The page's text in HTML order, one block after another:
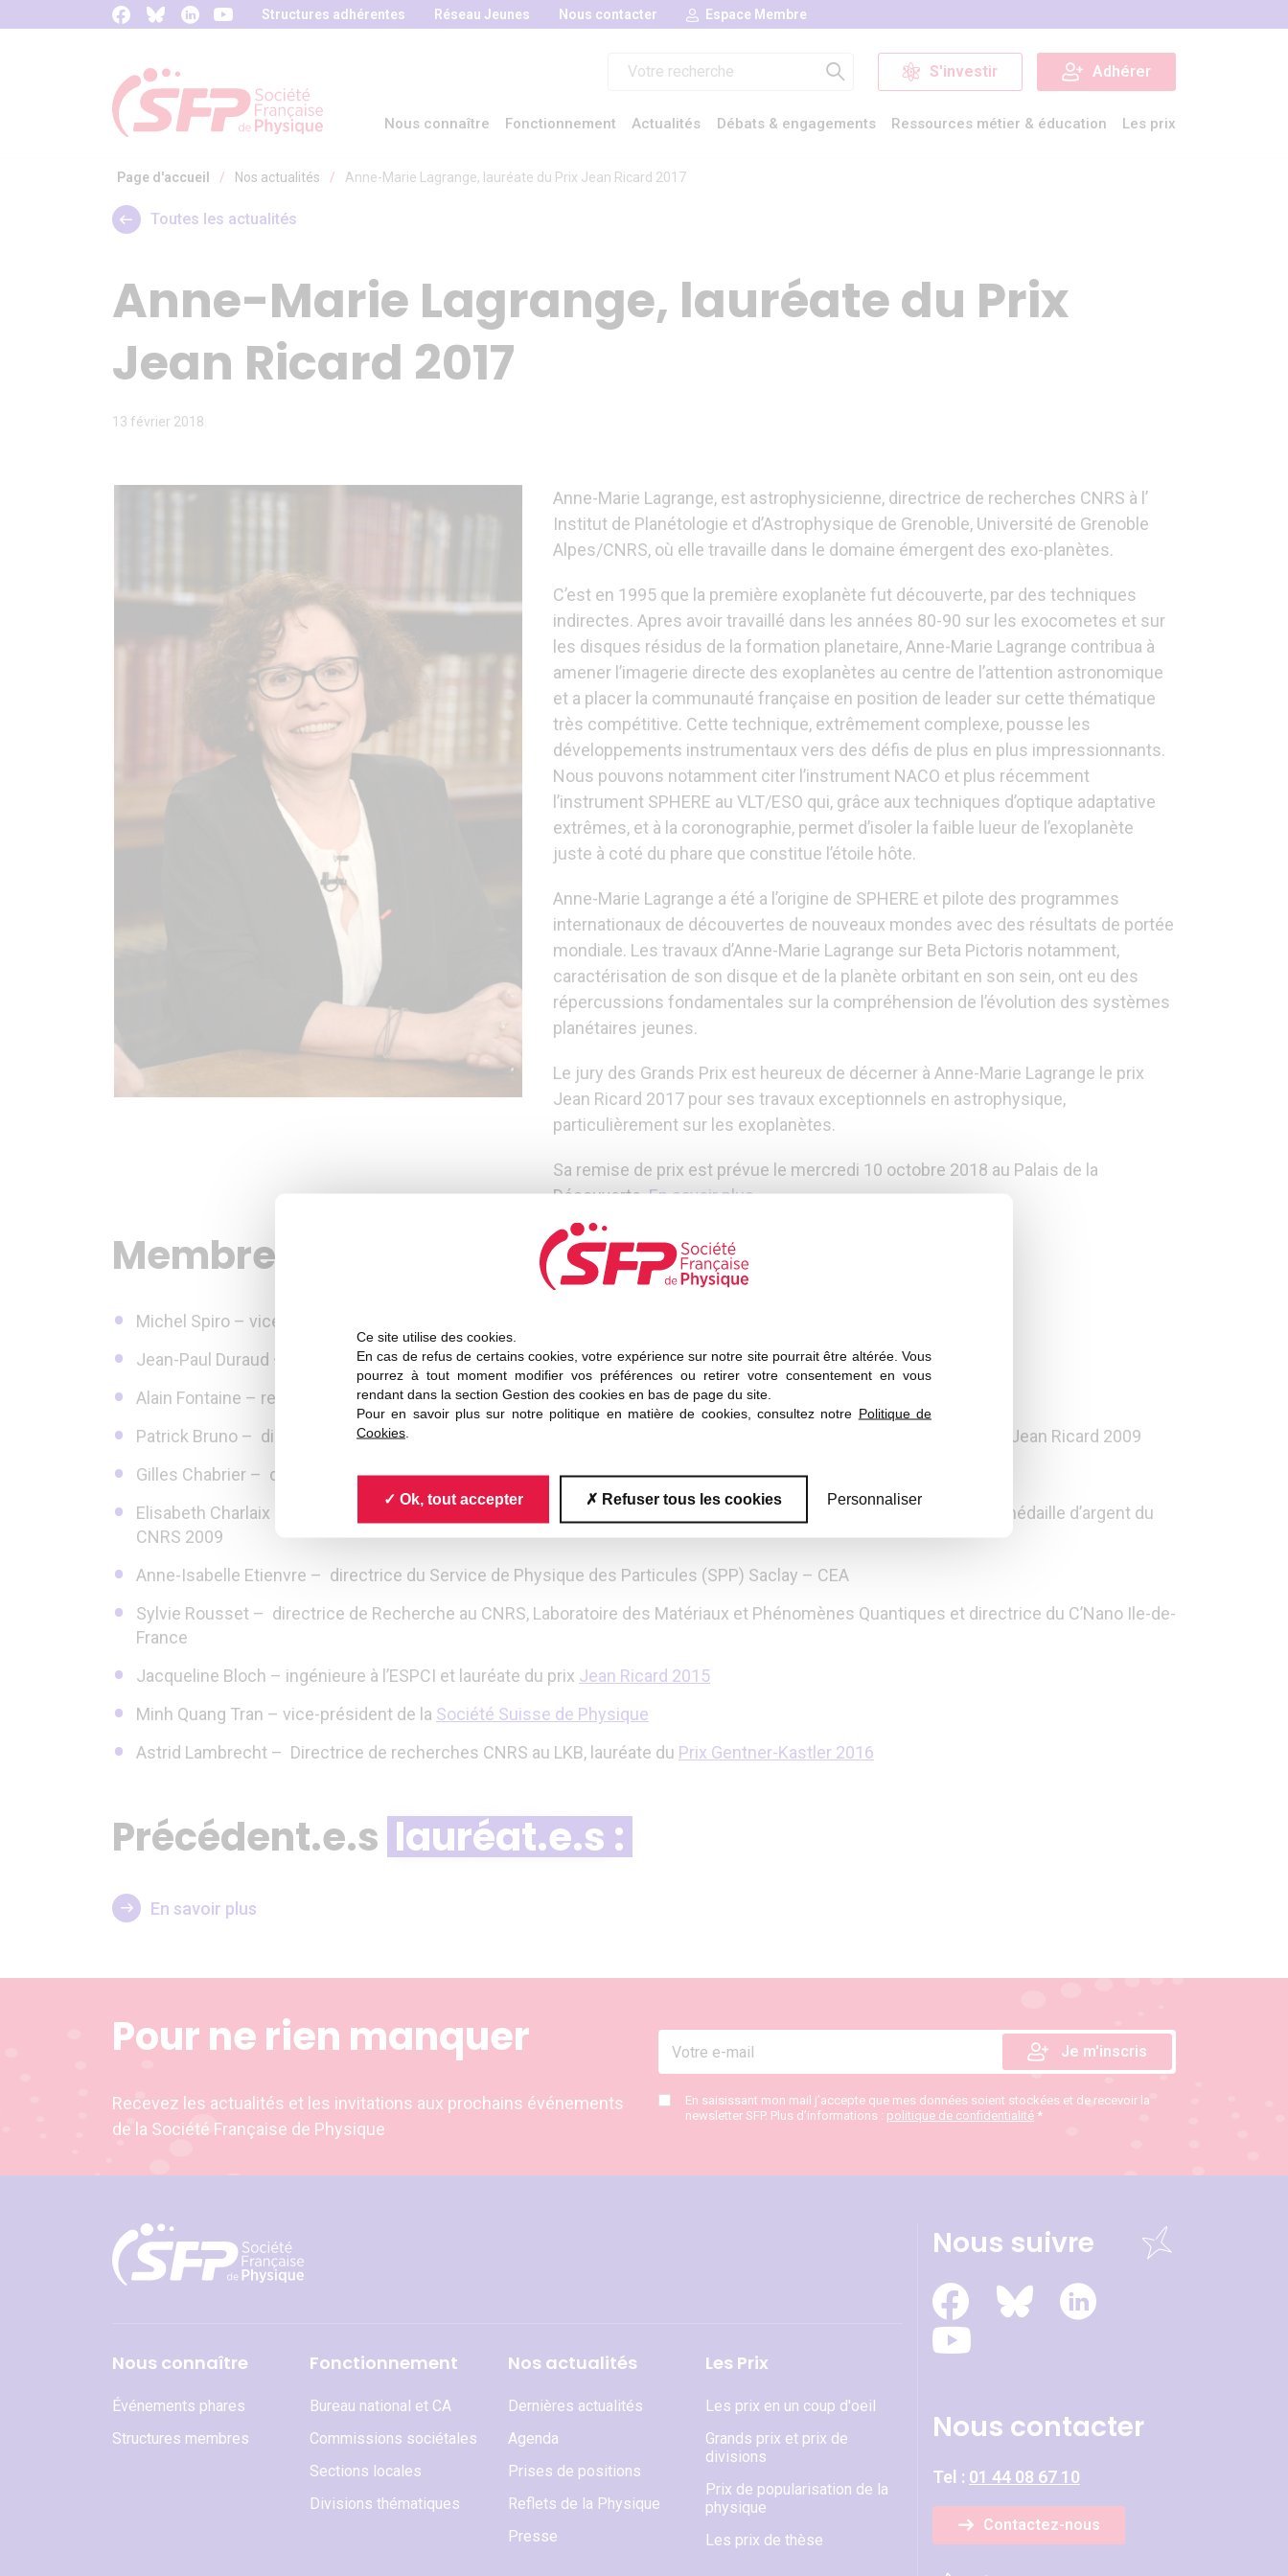
Panneau de gestion des cookies
Ce site utilise des cookies.
En cas de refus de certains cookies, votre expérience sur notre site pourrait être altérée. Vous
pourrez à tout moment modifier vos préférences ou retirer votre consentement en vous
rendant dans la section Gestion des cookies en bas de page du site.
Pour en savoir plus sur notre politique en matière de cookies, consultez notre Politique de
Cookies
Ok, tout accepter Refuser tous les cookies Personnaliser
Structures adhérentes Réseau Jeunes Nous contacter Espace Membre
S'investir Adhérer
Nous connaître Fonctionnement Actualités Débats & engagements Ressources métier & éducation Les prix
Page d'accueil / Nos actualités / Anne-Marie Lagrange, lauréate du Prix Jean Ricard 2017
Toutes les actualités
Anne-Marie Lagrange, lauréate du Prix
Jean Ricard 2017
13 février 2018
Anne-Marie Lagrange, est astrophysicienne, directrice de recherches CNRS à l’
Institut de Planétologie et d’Astrophysique de Grenoble, Université de Grenoble
Alpes/CNRS, où elle travaille dans le domaine émergent des exo-planètes.
C’est en 1995 que la première exoplanète fut découverte, par des techniques
indirectes. Apres avoir travaillé dans les années 80-90 sur les exocometes et sur
les disques résidus de la formation planetaire, Anne-Marie Lagrange contribua à
amener l’imagerie directe des exoplanètes au centre de l’attention astronomique
et a placer la communauté française en position de leader sur cette thématique
très compétitive. Cette technique, extrêmement complexe, pousse les
développements instrumentaux vers des défis de plus en plus impressionnants.
Nous pouvons notamment citer l’instrument NACO et plus récemment
l’instrument SPHERE au VLT/ESO qui, grâce aux techniques d’optique adaptative
extrêmes, et à la coronographie, permet d’isoler la faible lueur de l’exoplanète
juste à coté du phare que constitue l’étoile hôte.
Anne-Marie Lagrange a été a l’origine de SPHERE et pilote des programmes
internationaux de découvertes de nouveaux mondes avec des résultats de portée
mondiale. Les travaux d’Anne-Marie Lagrange sur Beta Pictoris notamment,
caractérisation de son disque et de la planète orbitant en son sein, ont eu des
répercussions fondamentales sur la compréhension de l’évolution des systèmes
planétaires jeunes.
Le jury des Grands Prix est heureux de décerner à Anne-Marie Lagrange le prix
Jean Ricard 2017 pour ses travaux exceptionnels en astrophysique,
particulièrement sur les exoplanètes.
Sa remise de prix est prévue le mercredi 10 octobre 2018 au Palais de la
Découverte.En savoir plus
Membres du jury 2017 :
Michel Spiro – vice-président de la SFP
Jean-Paul Duraud – secrétaire général de la SFP
Alain Fontaine – responsable des Grands Prix SFP
Patrick Bruno – directeur du groupe théorique de L’ESRF (European Synchrotron Radiation Facility) – lauréat du Prix Jean Ricard 2009
Gilles Chabrier – directeur de recherches au CNRS, CRAL ENS Lyon – lauréat du Prix Jean Ricard 2010
Elisabeth Charlaix – professeure à l’Université Lyon I et membre du groupe « Liquides et Interfaces » du LPMCN – médaille d’argent du
CNRS 2009
Anne-Isabelle Etienvre – directrice du Service de Physique des Particules (SPP) Saclay – CEA
Sylvie Rousset – directrice de Recherche au CNRS, Laboratoire des Matériaux et Phénomènes Quantiques et directrice du C’Nano Ile-de-
France
Jacqueline Bloch – ingénieure à l’ESPCI et lauréate du prix Jean Ricard 2015
Minh Quang Tran – vice-président de la Société Suisse de Physique
Astrid Lambrecht – Directrice de recherches CNRS au LKB, lauréate du Prix Gentner-Kastler 2016
Précédent.e.s lauréat.e.s :
En savoir plus
Pour ne rien manquer
Recevez les actualités et les invitations aux prochains événements
de la Société Française de Physique
En saisissant mon mail j’accepte que mes données soient stockées et de recevoir la
newsletter SFP. Plus d’informations : politique de confidentialité *
Nous connaître
Événements phares
Structures membres
Fonctionnement
Bureau national et CA
Commissions sociétales
Sections locales
Divisions thématiques
Nos actualités
Dernières actualités
Agenda
Prises de positions
Reflets de la Physique
Presse
Les Prix
Les prix en un coup d'oeil
Grands prix et prix de
divisions
Prix de popularisation de la
physique
Les prix de thèse
Nous suivre
Nous contacter
Tel : 01 44 08 67 10
Contactez-nous